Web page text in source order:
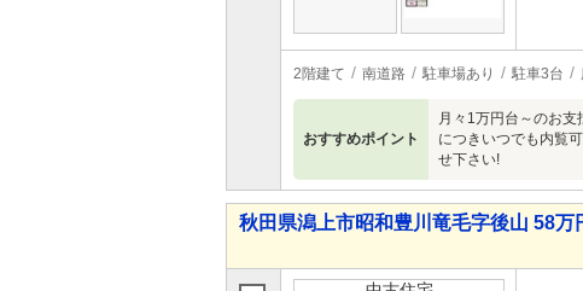
2階建て 南道路 駐車場あり 駐車3台
おすすめポイント
月々1万円台～のお
につきいつでも内覧
せ下さい!
秋田県潟上市昭和豊川竜毛字後山 58万